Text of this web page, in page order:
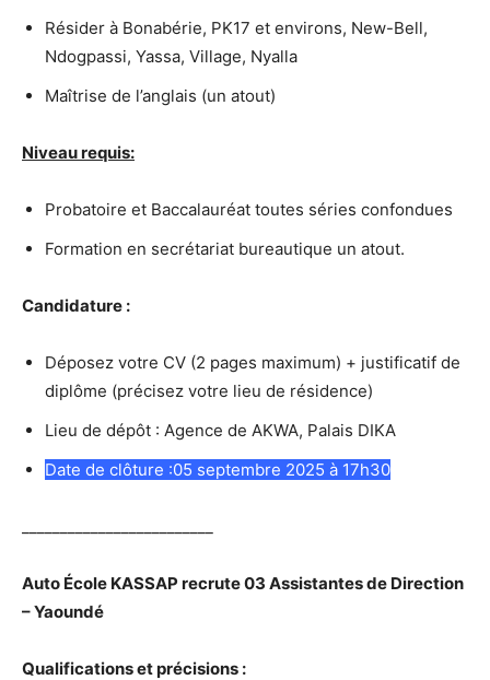
Résider à Bonabérie, PK17 et environs, New-Bell,
Ndogpassi, Yassa, Village, Nyalla
Maîtrise de l’anglais (un atout)
Niveau requis:
Probatoire et Baccalauréat toutes séries confondues
Formation en secrétariat bureautique un atout.
Candidature :
Déposez votre CV (2 pages maximum) + justificatif de
diplôme (précisez votre lieu de résidence)
Lieu de dépôt : Agence de AKWA, Palais DIKA
Date de clôture :05 septembre 2025 à 17h30
Auto École KASSAP recrute 03 Assistantes de Direction
– Yaoundé
Qualifications et précisions :